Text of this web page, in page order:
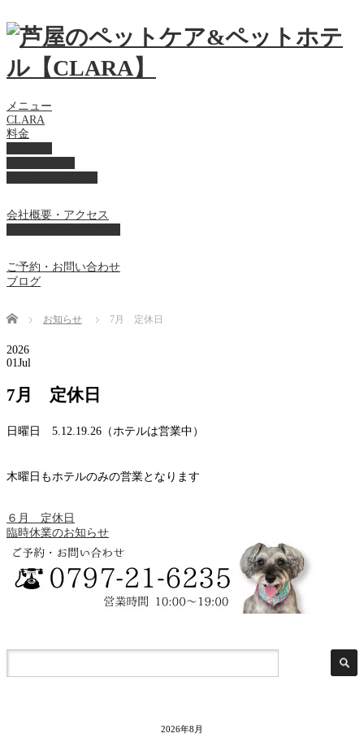
メニュー
CLARA
料金
会社概要・アクセス
ご予約・お問い合わせ
ブログ
Home お知らせ 7月 定休日
2026
01Jul
7月 定休日
日曜日 5.12.19.26（ホテルは営業中）
木曜日もホテルのみの営業となります
６月 定休日
臨時休業のお知らせ
2026年8月